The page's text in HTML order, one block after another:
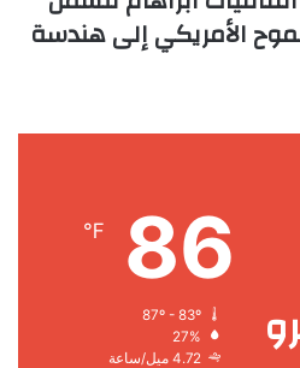
الأمريكي إلى هندسة
86
℉
27%
4.72 ميل/ساعة